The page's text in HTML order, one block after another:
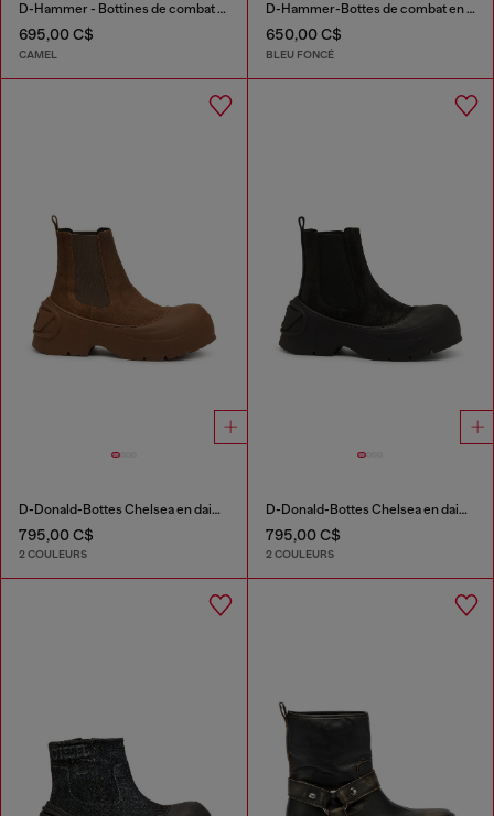
D-Hammer - Bottines de combat en suède et cuir
695,00 C$
CAMEL
D-Hammer-Bottes de combat en denim et suède
650,00 C$
BLEU FONCÉ
D-Donald-Bottes Chelsea en daim ciré et caoutchouc
795,00 C$
2 COULEURS
D-Donald-Bottes Chelsea en daim ciré et caoutchouc
795,00 C$
2 COULEURS